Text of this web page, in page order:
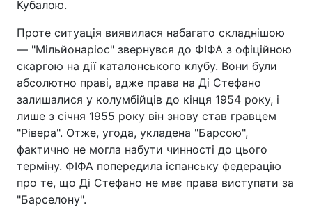
Кубалою.
Проте ситуація виявилася набагато складнішою
— "Мільйонаріос" звернувся до ФІФА з офіційною
скаргою на дії каталонського клубу. Вони були
абсолютно праві, адже права на Ді Стефано
залишалися у колумбійців до кінця 1954 року, і
лише з січня 1955 року він знову став гравцем
"Рівера". Отже, угода, укладена "Барсою",
фактично не могла набути чинності до цього
терміну. ФІФА попередила іспанську федерацію
про те, що Ді Стефано не має права виступати за
"Барселону".